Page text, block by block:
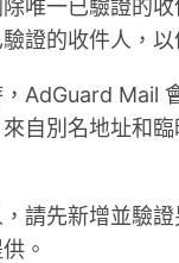
唯一已驗證的
證的收件人，以
AdGuard Mail
自別名地址和
請先新增並驗
。